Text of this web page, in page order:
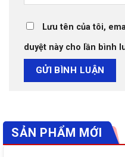
Lưu tên của tôi,
duyệt này cho lần bình
SẢN PHẨM MỚI